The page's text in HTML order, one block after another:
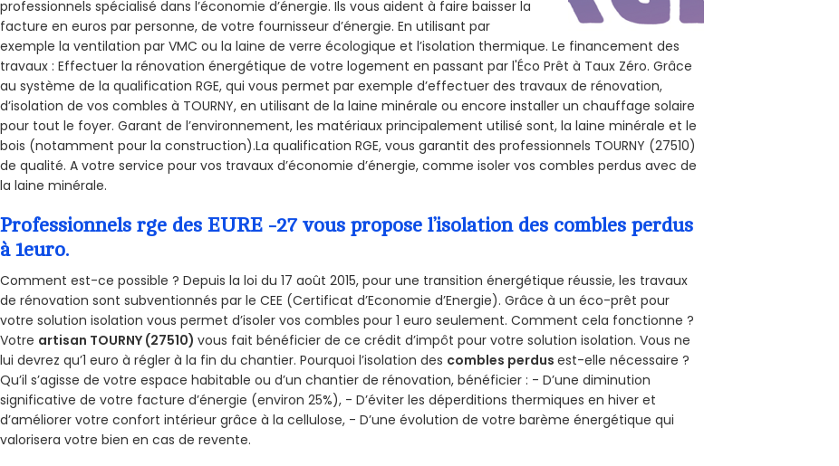
professionnels spécialisé dans l’économie d’énergie. Ils vous aident à faire baisser la
facture en euros par personne, de votre fournisseur d’énergie. En utilisant par
exemple la ventilation par VMC ou la laine de verre écologique et l’isolation thermique. Le financement des
travaux : Effectuer la rénovation énergétique de votre logement en passant par l'Éco Prêt à Taux Zéro. Grâce
au système de la qualification RGE, qui vous permet par exemple d’effectuer des travaux de rénovation,
d’isolation de vos combles à TOURNY, en utilisant de la laine minérale ou encore installer un chauffage solaire
pour tout le foyer. Garant de l’environnement, les matériaux principalement utilisé sont, la laine minérale et le
bois (notamment pour la construction).La qualification RGE, vous garantit des professionnels TOURNY (27510)
de qualité. A votre service pour vos travaux d’économie d’énergie, comme isoler vos combles perdus avec de
la laine minérale.
Professionnels rge des EURE -27 vous propose l’isolation des combles perdus
à 1euro.
Comment est-ce possible ? Depuis la loi du 17 août 2015, pour une transition énergétique réussie, les travaux
de rénovation sont subventionnés par le CEE (Certificat d’Economie d’Energie). Grâce à un éco-prêt pour
votre solution isolation vous permet d’isoler vos combles pour 1 euro seulement. Comment cela fonctionne ?
Votre artisan TOURNY (27510)vous fait bénéficier de ce crédit d’impôt pour votre solution isolation. Vous ne
lui devrez qu’1 euro à régler à la fin du chantier. Pourquoi l’isolation des combles perdusest-elle nécessaire ?
Qu’il s’agisse de votre espace habitable ou d’un chantier de rénovation, bénéficier : - D’une diminution
significative de votre facture d’énergie (environ 25%), - D’éviter les déperditions thermiques en hiver et
d’améliorer votre confort intérieur grâce à la cellulose, - D’une évolution de votre barème énergétique qui
valorisera votre bien en cas de revente.